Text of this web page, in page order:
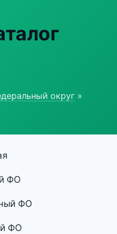
округ »
ФО
ФО
ФО